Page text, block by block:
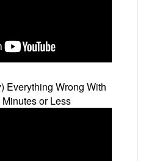
Everything Wrong With
or Less